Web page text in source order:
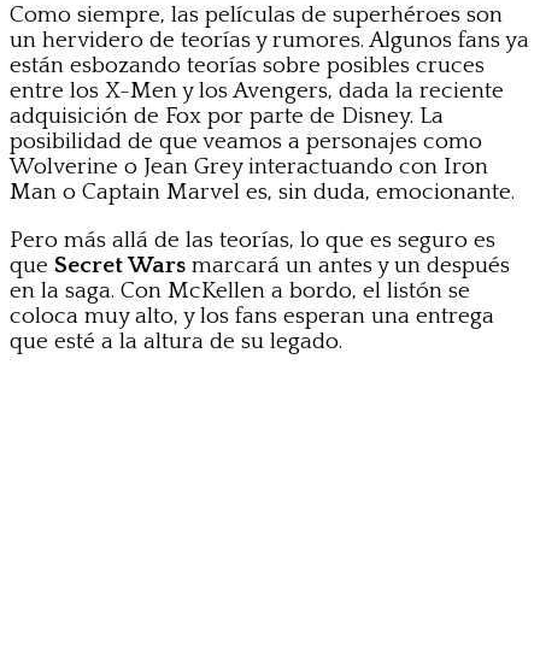
Como siempre, las películas de superhéroes son
un hervidero de teorías y rumores. Algunos fans ya
están esbozando teorías sobre posibles cruces
entre los X-Men y los Avengers, dada la reciente
adquisición de Fox por parte de Disney. La
posibilidad de que veamos a personajes como
Wolverine o Jean Grey interactuando con Iron
Man o Captain Marvel es, sin duda, emocionante.
Pero más allá de las teorías, lo que es seguro es
que Secret Wars marcará un antes y un después
en la saga. Con McKellen a bordo, el listón se
coloca muy alto, y los fans esperan una entrega
que esté a la altura de su legado.